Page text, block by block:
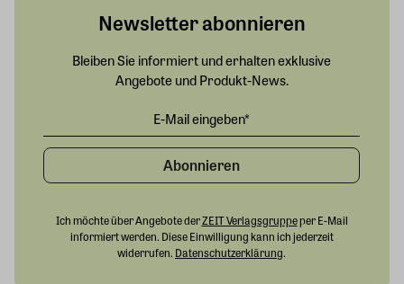
Newsletter abonnieren
Bleiben Sie informiert und erhalten exklusive
Angebote und Produkt-News.
Abonnieren
Ich möchte über Angebote derZEIT Verlagsgruppeper E-Mail
informiert werden. Diese Einwilligung kann ich jederzeit
widerrufen. Datenschutzerklärung.